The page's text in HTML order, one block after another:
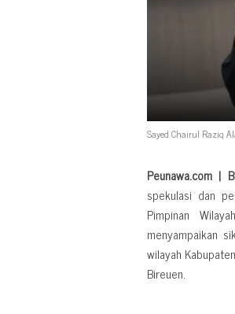
Sayed Chairul Raziq
Peunawa.com |
spekulasi dan
Pimpinan
menyampaikan
wilayah
Bireuen.